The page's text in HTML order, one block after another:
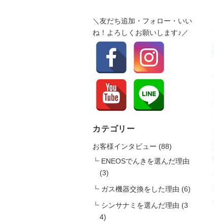
＼友だち追加・フォロー・いい
ね！よろしくお願いします♪／
カテゴリー
お客様インタビュー (88)
ENEOSでんきを選んだ理由
(3)
ガス機器交換をした理由 (6)
シンサナミを選んだ理由 (3
4)